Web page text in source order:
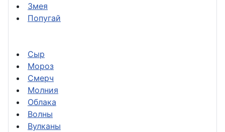
Змея
Попугай
Сыр
Мороз
Смерч
Молния
Облака
Волны
Вулканы